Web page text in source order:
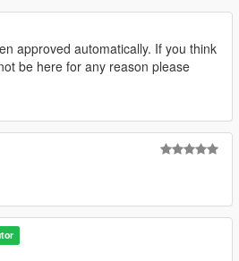
approved automatically. If you think
be here for any reason please